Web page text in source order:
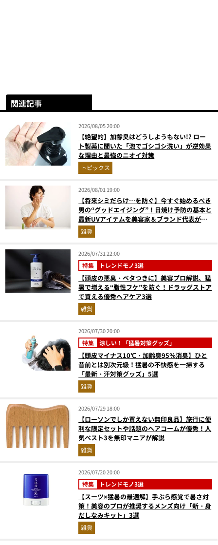
関連記事
2026/08/05 20:00
【絶望的】加齢臭はどうしようもない!? ロー
ト製薬に聞いた「泡でゴシゴシ洗い」が逆効果
な理由と最強のニオイ対策
トピックス
2026/08/01 19:00
【将来シミだらけ…を防ぐ】今すぐ始めるべき
男の“グッドエイジング”！日焼け予防の基本と
最新UVアイテムを美容家＆ブランド代表がプ
ロ目線で指南／大人の価値向上研究所
雑貨
2026/07/31 22:00
特集 トレンドモノ3選
【頭皮の悪臭・ベタつきに】美容プロ解説、猛
暑で増える“脂性フケ”を防ぐ！ドラッグストア
で買える優秀ヘアケア3選
雑貨
2026/07/30 20:00
特集 涼しい！「猛暑対策グッズ」
【頭皮マイナス10℃・加齢臭95％消臭】ひと
昔前とは別次元級！猛暑の不快感を一掃する
「最新・汗対策グッズ」5選
雑貨
2026/07/29 18:00
【ローソンでしか買えない無印良品】旅行に便
利な限定セットや話題のヘアコームが優秀！人
気ベスト3を無印マニアが解説
雑貨
2026/07/20 20:00
特集 トレンドモノ3選
【スーツ×猛暑の最適解】手ぶら感覚で暑さ対
策！美容のプロが推奨するメンズ向け「新・身
だしなみキット」3選
雑貨